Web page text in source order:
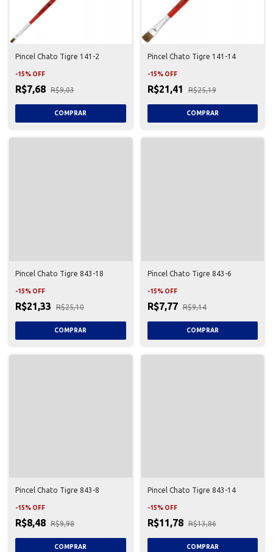
Pincel Chato Tigre 141-2
-15% OFF
R$7,68 R$9,03
Pincel Chato Tigre 141-14
-15% OFF
R$21,41 R$25,19
Pincel Chato Tigre 843-18
-15% OFF
R$21,33 R$25,10
Pincel Chato Tigre 843-6
-15% OFF
R$7,77 R$9,14
Pincel Chato Tigre 843-8
-15% OFF
R$8,48 R$9,98
Pincel Chato Tigre 843-14
-15% OFF
R$11,78 R$13,86